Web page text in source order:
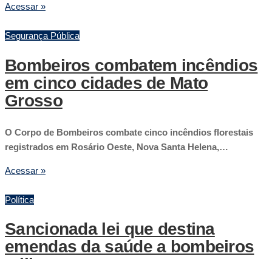
Acessar »
Segurança Pública
Bombeiros combatem incêndios
em cinco cidades de Mato
Grosso
O Corpo de Bombeiros combate cinco incêndios florestais
registrados em Rosário Oeste, Nova Santa Helena,…
Acessar »
Política
Sancionada lei que destina
emendas da saúde a bombeiros